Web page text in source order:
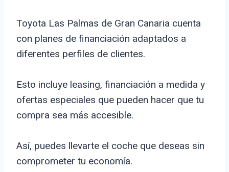
Toyota Las Palmas de Gran Canaria cuenta
con planes de financiación adaptados a
diferentes perfiles de clientes.
Esto incluye leasing, financiación a medida y
ofertas especiales que pueden hacer que tu
compra sea más accesible.
Así, puedes llevarte el coche que deseas sin
comprometer tu economía.